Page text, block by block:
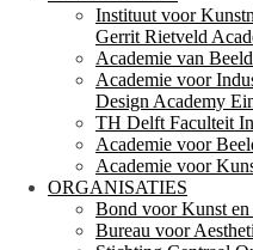
Instituut voor
Gerrit Rietveld
Academie van
Academie voor
Design Academy
TH Delft Faculteit
Academie voor
Academie voor
ORGANISATIES
Bond voor Kunst
Bureau voor